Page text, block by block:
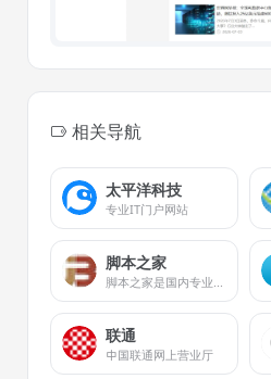
相关导航
太平洋科技
专业IT门户网站
脚本之家
脚本之家是国内专业的网站建设资源、脚本编程学习类网站
联通
中国联通网上营业厅